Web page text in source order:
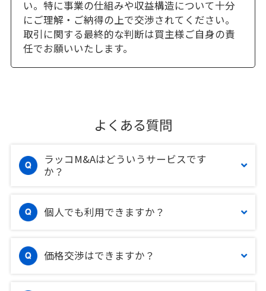
い。特に事業の仕組みや収益構造について十分
にご理解・ご納得の上で交渉されてください。
取引に関する最終的な判断は買主様ご自身の責
任でお願いいたします。
よくある質問
ラッコM&Aはどういうサービスです
か？
個人でも利用できますか？
価格交渉はできますか？